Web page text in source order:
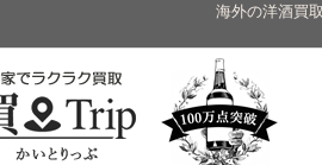
海外の洋酒買